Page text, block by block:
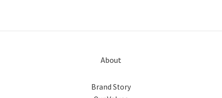
About
Brand Story